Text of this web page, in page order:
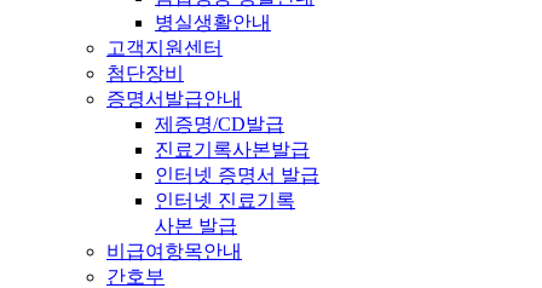
병실생활안내
고객지원센터
첨단장비
증명서발급안내
제증명/CD발급
진료기록사본발급
인터넷 증명서 발급
인터넷 진료기록
사본 발급
비급여항목안내
간호부